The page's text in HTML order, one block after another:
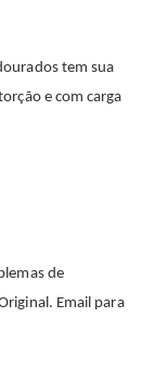
tem sua
e com carga
de
Email para